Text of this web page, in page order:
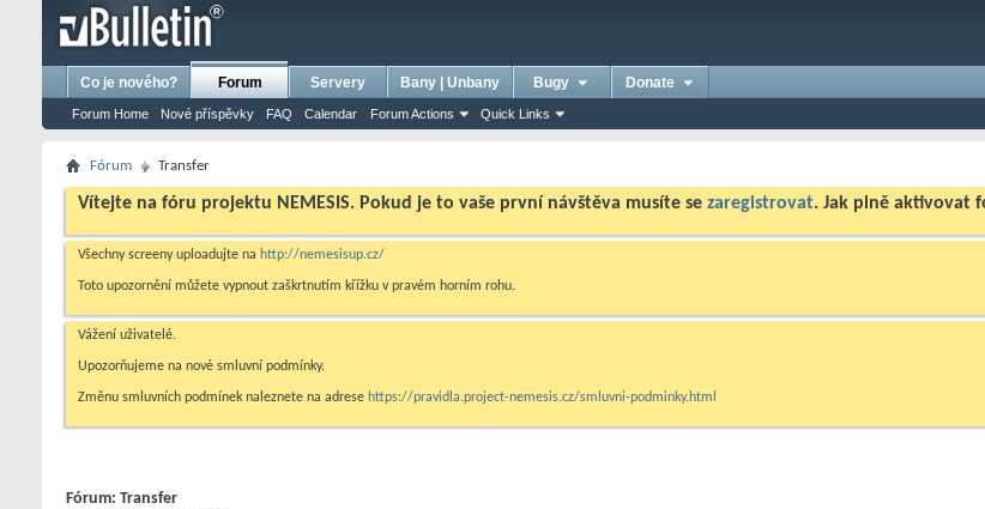
Co je nového? Forum
Forum Home Nové příspěvky FAQ Calendar Forum Actions Quick Links
Servery Bany | Unbany Bugy Donate
Fórum Transfer
Vítejte na fóru projektu NEMESIS. Pokud je to vaše první návštěva musíte se zaregistrovat. Jak plně aktivovat
Všechny screeny uploadujte na http://nemesisup.cz/
Toto upozornění můžete vypnout zaškrtnutím křížku v pravém horním rohu.
Vážení uživatelé.
Upozorňujeme na nové smluvní podmínky.
Změnu smluvních podmínek naleznete na adrese https://pravidla.project-nemesis.cz/smluvni-podminky.html
Fórum: Transfer